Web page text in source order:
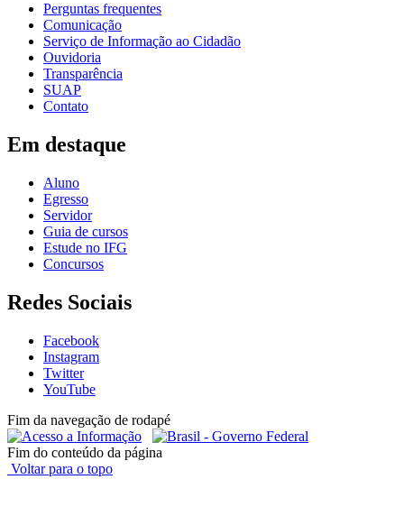
Perguntas frequentes
Comunicação
Serviço de Informação ao Cidadão
Ouvidoria
Transparência
SUAP
Contato
Em destaque
Aluno
Egresso
Servidor
Guia de cursos
Estude no IFG
Concursos
Redes Sociais
Facebook
Instagram
Twitter
YouTube
Fim da navegação de rodapé
Fim do conteúdo da página
Voltar para o topo